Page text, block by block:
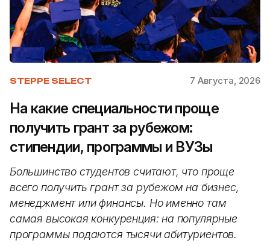
STEPPE SELECT 7 Августа, 2026
На какие специальности проще
получить грант за рубежом:
стипендии, программы и ВУЗы
Большинство студентов считают, что проще
всего получить грант за рубежом на бизнес,
менеджмент или финансы. Но именно там
самая высокая конкуренция: на популярные
программы подаются тысячи абитуриентов.